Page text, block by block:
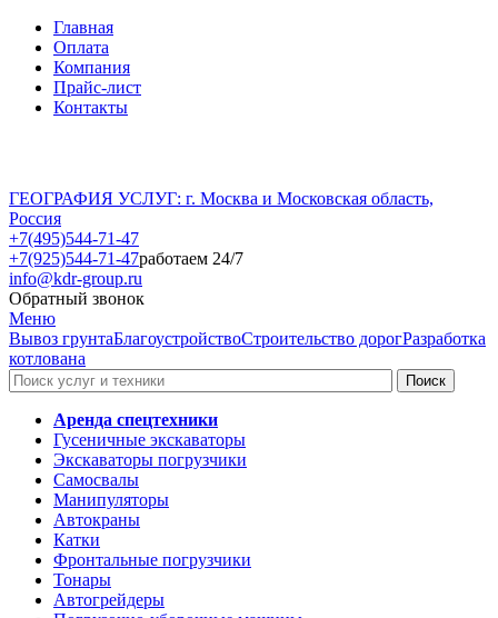
Главная
Оплата
Компания
Прайс-лист
Контакты
ГЕОГРАФИЯ УСЛУГ: г. Москва и Московская область,
Россия
+7(495)544-71-47
+7(925)544-71-47работаем 24/7
info@kdr-group.ru
Обратный звонок
Меню
Вывоз грунтаБлагоустройствоСтроительство дорогРазработка
котлована
Аренда спецтехники
Гусеничные экскаваторы
Экскаваторы погрузчики
Самосвалы
Манипуляторы
Автокраны
Катки
Фронтальные погрузчики
Тонары
Автогрейдеры